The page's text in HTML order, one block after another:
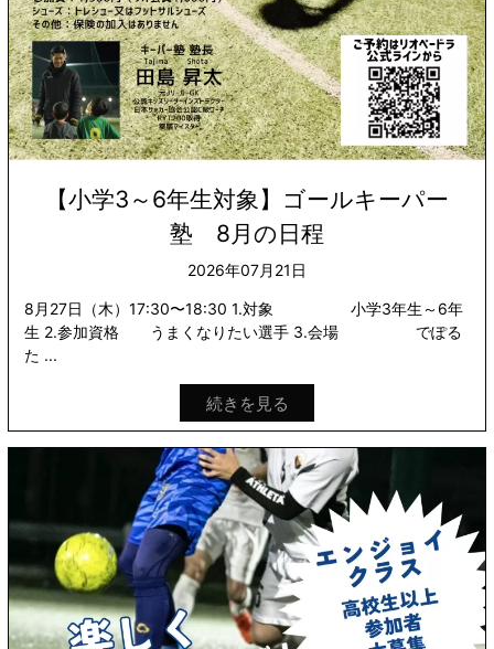
【小学3～6年生対象】ゴールキーパー
塾 8月の日程
2026年07月21日
8月27日（木）17:30〜18:30 1.対象 小学3年生～6年
生 2.参加資格 うまくなりたい選手 3.会場 でぽる
た ...
続きを見る